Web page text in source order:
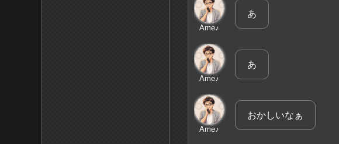
Ame♪
あ
Ame♪
あ
Ame♪
おかしいなぁ